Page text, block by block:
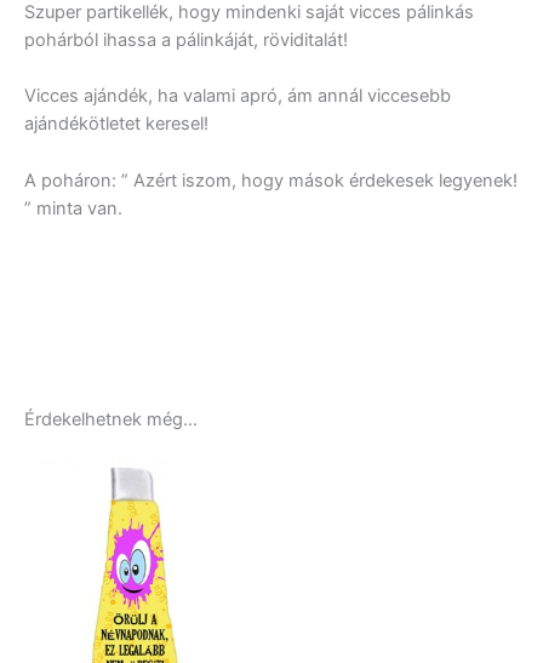
Szuper partikellék, hogy mindenki saját vicces pálinkás
pohárból ihassa a pálinkáját, röviditalát!
Vicces ajándék, ha valami apró, ám annál viccesebb
ajándékötletet keresel!
A poháron: ” Azért iszom, hogy mások érdekesek legyenek!
” minta van.
Érdekelhetnek még…